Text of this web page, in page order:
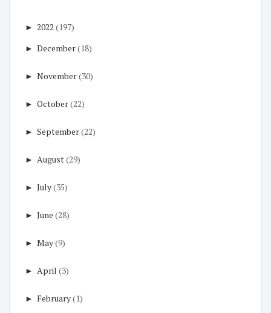
► 2022 (197)
► December(18)
► November(30)
► October(22)
► September(22)
► August(29)
► July(35)
► June (28)
► May(9)
► April (3)
► February(1)